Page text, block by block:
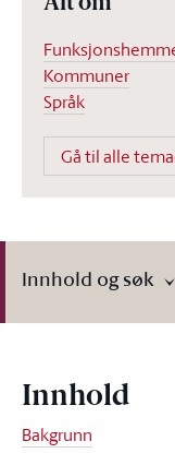
Alt om
Kommuner
Språk
Gå til alle
Innhold og søk
Innhold
Bakgrunn